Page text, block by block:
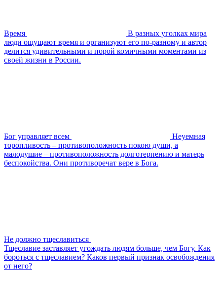
Время
В разных уголках мира
люди ощущают время и организуют его по-разному и автор
делится удивительными и порой комичными моментами из
своей жизни в России.
Бог управляет всем
Неуемная
торопливость – противоположность покою души, а
малодушие – противоположность долготерпению и матерь
беспокойства. Они противоречат вере в Бога.
Не должно тщеславиться
Тщеславие заставляет угождать людям больше, чем Богу. Как
бороться с тщеславием? Каков первый признак освобождения
от него?